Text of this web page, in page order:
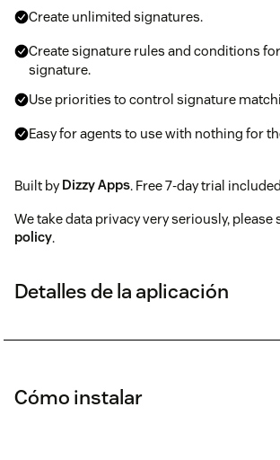
Create unlimited signatures.
Create signature rules and conditions
signature.
Use priorities to control signature
Easy for agents to use with nothing for
Built byDizzy Apps. Free 7-day trial
We take data privacy very seriously, please
policy.
Detalles de la aplicación
Cómo instalar